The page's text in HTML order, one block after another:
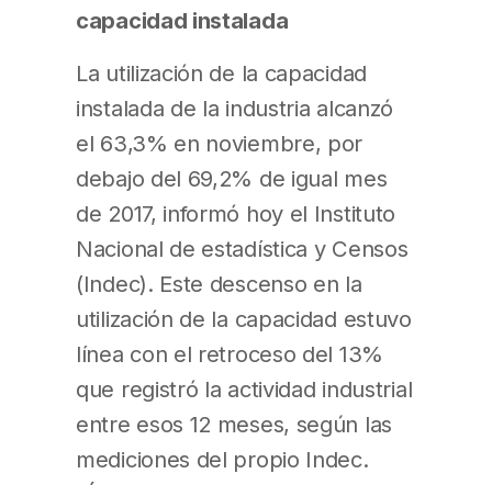
capacidad instalada
La utilización de la capacidad
instalada de la industria alcanzó
el 63,3% en noviembre, por
debajo del 69,2% de igual mes
de 2017, informó hoy el Instituto
Nacional de estadística y Censos
(Indec). Este descenso en la
utilización de la capacidad estuvo
línea con el retroceso del 13%
que registró la actividad industrial
entre esos 12 meses, según las
mediciones del propio Indec.